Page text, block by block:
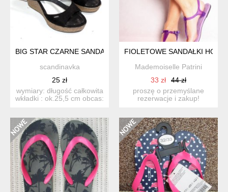
BIG STAR CZARNE SANDAŁKI KOTURN KOTURNY 39
scandinavka
25 zł
wymiary: długość całkowita
wkładki : ok.25,5 cm obcas:
FIOLETOWE SANDAŁKI
Mademoiselle Patrini
33 zł
44 zł
proszę o przemyślane
rezerwacje i zakup!